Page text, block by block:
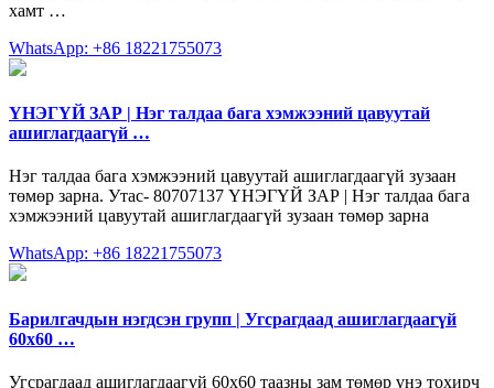
хамт …
WhatsApp: +86 18221755073
ҮНЭГҮЙ ЗАР | Нэг талдаа бага хэмжээний цавуутай
ашиглагдаагүй …
Нэг талдаа бага хэмжээний цавуутай ашиглагдаагүй зузаан
төмөр зарна. Утас- 80707137 ҮНЭГҮЙ ЗАР | Нэг талдаа бага
хэмжээний цавуутай ашиглагдаагүй зузаан төмөр зарна
WhatsApp: +86 18221755073
Барилгачдын нэгдсэн групп | Угсрагдаад ашиглагдаагүй
60х60 …
Угсрагдаад ашиглагдаагүй 60х60 таазны зам төмөр үнэ тохирч